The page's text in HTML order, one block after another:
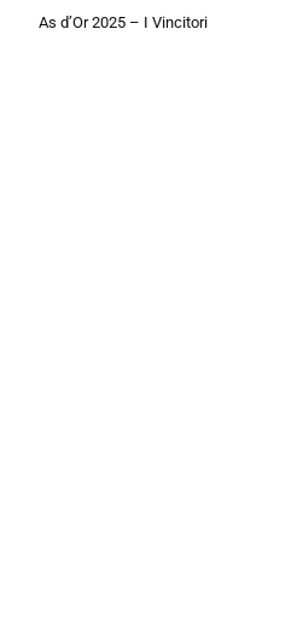
As d’Or 2025 – I Vincitori